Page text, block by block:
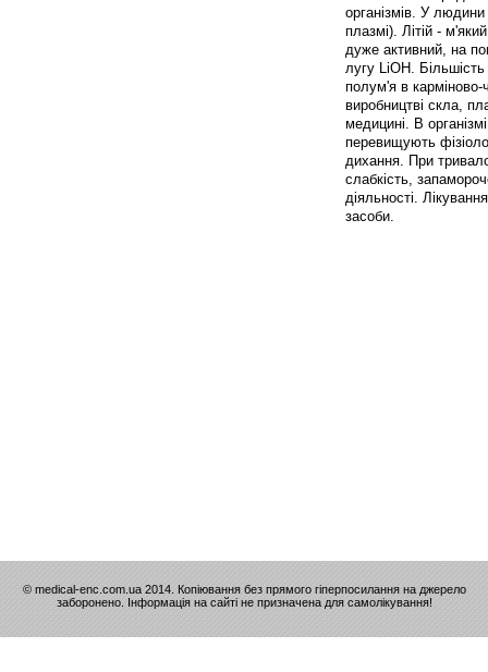
організмів. У
плазмі). Літій -
дуже активний, на
лугу LiOH.
полум'я в
виробництві скла,
медицині. В
перевищують
дихання. При
слабкість,
діяльності.
засоби.
© medical-enc.com.ua 2014. Копіювання без прямого гіперпосилання на джерело
заборонено. Інформація на сайті не призначена для самолікування!